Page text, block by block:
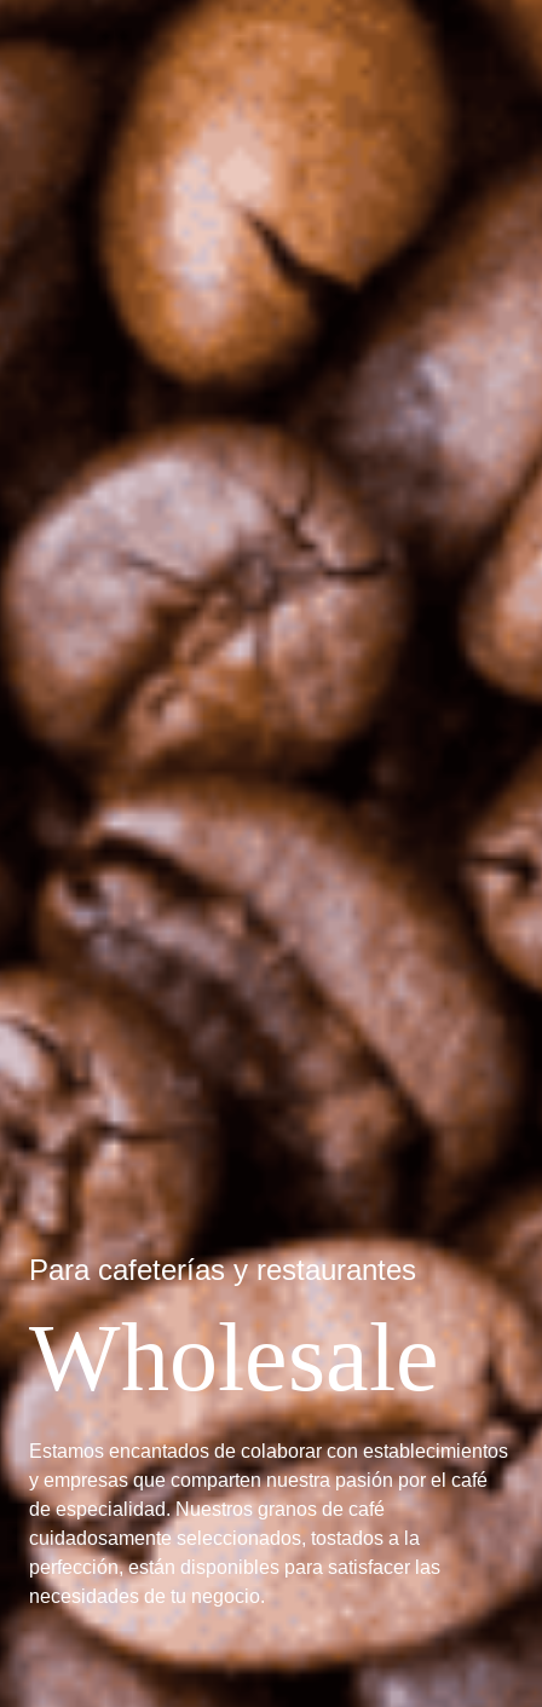
Para cafeterías y restaurantes
Wholesale
Estamos encantados de colaborar con establecimientos
y empresas que comparten nuestra pasión por el café
de especialidad. Nuestros granos de café
cuidadosamente seleccionados, tostados a la
perfección, están disponibles para satisfacer las
necesidades de tu negocio.